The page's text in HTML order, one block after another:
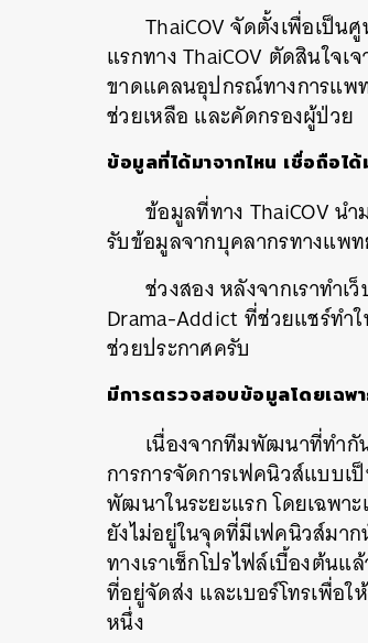
ThaiCOVจัดตั้งเพื่อเป็น
แรกทางThaiCOV ตัดสินใจเ
ขาดแคลนอุปกรณ์ทางการแพ
ช่วยเหลือ และคัดกรองผู้ป่วย
ข้อมูลที่ได้มาจากไหน เชื่อถือไ
ข้อมูลที่ทาง ThaiCOVนำ
รับข้อมูลจากบุคลากรทางแพ
ช่วงสองหลังจากเราทำเ
Drama-Addictที่ช่วยแชร์ทำ
ช่วยประกาศครับ
มีการตรวจสอบข้อมูลโดยเฉพ
เนื่องจากทีมพัฒนาที่ทำ
การการจัดการเฟคนิวส์แบบ
พัฒนาในระยะแรก โดยเฉพา
ยังไม่อยู่ในจุดที่มีเฟคนิวส์มา
ทางเราเช็กโปรไฟล์เบื้องต้น
ที่อยู่จัดส่ง และเบอร์โทรเพื่อใ
หนึ่ง